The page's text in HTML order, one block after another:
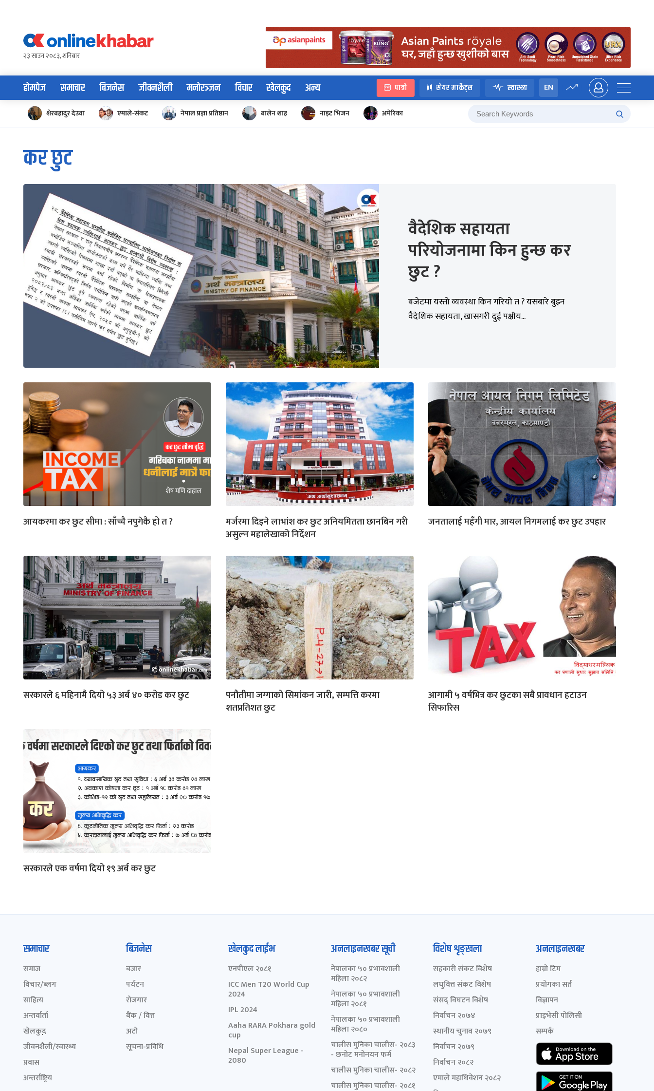
content२३ साउन २०८३, शनिबार
होमपेज समाचार बिजनेस जीवनशैली मनोरञ्जन विचार खेलकुद अन्य पात्रो सेयर मार्केट्स स्वास्थ्य EN
शेरबहादुर देउवा एमाले-संकट नेपाल प्रज्ञा प्रतिष्ठान बालेन शाह नाइट भिजन अमेरिका
कर छुट
वैदेशिक सहायता
परियोजनामा किन हुन्छ कर
छुट ?
बजेटमा यस्तो व्यवस्था किन गरियो त ? यसबारे बुझ्न
वैदेशिक सहायता, खासगरी दुई पक्षीय...
आयकरमा कर छुट सीमा : साँच्चै नपुगेकै हो त ?
मर्जरमा दिइने लाभांश कर छुट अनियमितता छानबिन गरी
असुल्न महालेखाको निर्देशन
जनतालाई महँगी मार, आयल निगमलाई कर छुट उपहार
सरकारले ६ महिनामै दियो ५३ अर्ब ४० करोड कर छुट
पनौतीमा जग्गाको सिमांकन जारी, सम्पत्ति करमा
शतप्रतिशत छुट
आगामी ५ वर्षभित्र कर छुटका सबै प्रावधान हटाउन
सिफारिस
सरकारले एक वर्षमा दियो १९ अर्ब कर छुट
समाचार
समाज
विचार/ब्लग
साहित्य
अन्तर्वार्ता
खेलकुद़़
जीवनशैली/स्वास्थ्य
प्रवास
अन्तर्राष्ट्रिय
बिजनेस
बजार
पर्यटन
रोजगार
बैंक / वित्त
अटो
सूचना-प्रविधि
खेलकुद लाईभ
एनपीएल २०८१
ICC Men T20 World Cup
2024
IPL 2024
Aaha RARA Pokhara gold
cup
Nepal Super League -
2080
अनलाइनखबर सूची
नेपालका ५० प्रभावशाली
महिला २०८२
नेपालका ५० प्रभावशाली
महिला २०८१
नेपालका ५० प्रभावशाली
महिला २०८०
चालीस मुनिका चालीस- २०८३
- छनोट मनोनयन फर्म
चालीस मुनिका चालीस- २०८२
चालीस मुनिका चालीस- २०८१
विशेष शृङ्खला
सहकारी संकट विशेष
लघुवित्त संकट विशेष
संसद् विघटन विशेष
निर्वाचन २०७४
स्थानीय चुनाव २०७९
निर्वाचन २०७९
निर्वाचन २०८२
एमाले महाधिवेशन २०८२
अनलाइनखबर
हाम्रो टिम
प्रयोगका सर्त
विज्ञापन
प्राइभेसी पोलिसी
सम्पर्क